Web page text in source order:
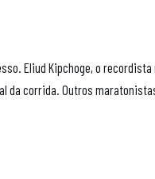
Eliud Kipchoge, o
corrida. Outros